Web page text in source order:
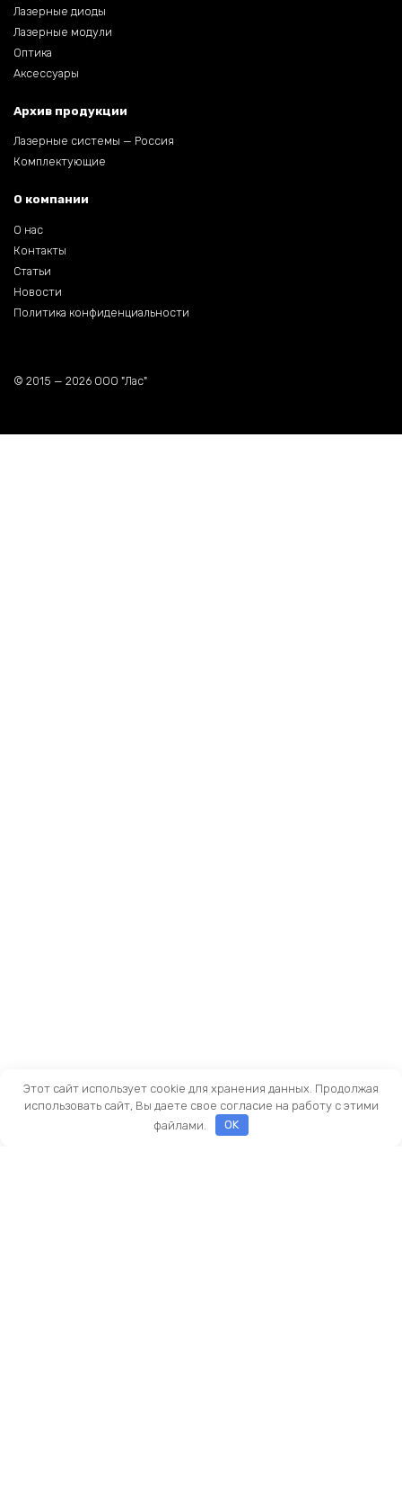
Лазерные диоды
Лазерные модули
Оптика
Аксессуары
Архив продукции
Лазерные системы — Россия
Комплектующие
О компании
О нас
Контакты
Статьи
Новости
Политика конфиденциальности
© 2015 — 2026 ООО "Лас"
Этот сайт использует cookie для хранения данных. Продолжая
использовать сайт, Вы даете свое согласие на работу с этими
файлами.
OK